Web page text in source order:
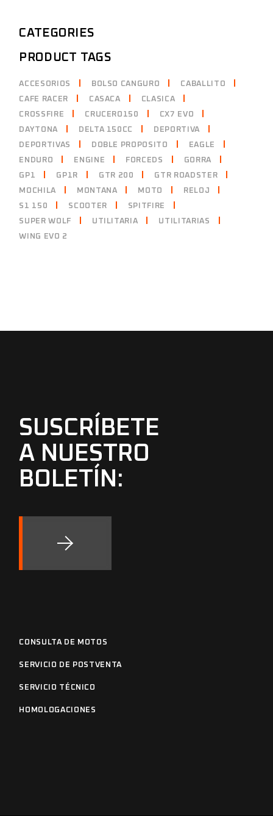
CATEGORIES
PRODUCT TAGS
ACCESORIOS BOLSO CANGURO
CABALLITO
CAFE RACER
CASACA
CLASICA
CROSSFIRE
CRUCERO150
CX7 EVO
DAYTONA
DELTA 150CC
DEPORTIVA
DEPORTIVAS
DOBLE PROPOSITO
EAGLE
ENDURO
ENGINE FORCEDS
GORRA
GP1
GP1R GTR 200
GTR ROADSTER
MOCHILA
MONTANA MOTO
RELOJ
S1 150
SCOOTER
SPITFIRE
SUPER WOLF
UTILITARIA
UTILITARIAS
WING EVO 2
SUSCRÍBETE
A NUESTRO
BOLETÍN:
CONSULTA DE MOTOS
SERVICIO DE POSTVENTA
SERVICIO TÉCNICO
HOMOLOGACIONES